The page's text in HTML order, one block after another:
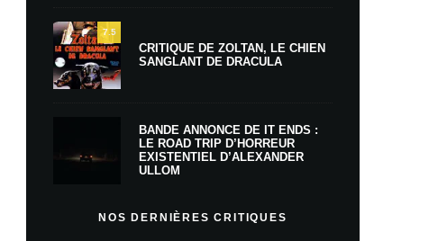
7.5
CRITIQUE DE ZOLTAN, LE CHIEN
SANGLANT DE DRACULA
BANDE ANNONCE DE IT ENDS :
LE ROAD TRIP D’HORREUR
EXISTENTIEL D’ALEXANDER
ULLOM
NOS DERNIÈRES CRITIQUES